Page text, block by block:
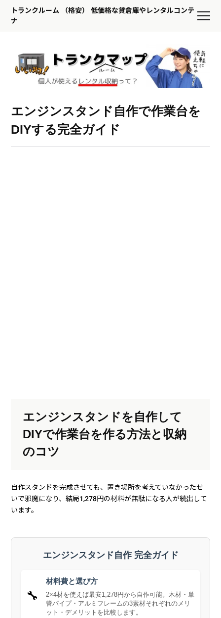
トランクルーム （格安） 低価格な貸倉庫やレンタルコンテ
ナ
エンジンスタンド自作で作業台を
DIYする完全ガイド
エンジンスタンドを自作して
DIYで作業台を作る方法と収納
のコツ
自作スタンドを完成させても、置き場所を考えていなかったせ
いで邪魔になり、結局1,278円の材料が無駄になる人が続出して
います。
エンジンスタンド自作 完全ガイド
🔧
材料費と選び方
2×4材を使えば最安1,278円から自作可能。木材・単
管パイプ・アルミフレームの3素材それぞれのメリ
ット・デメリットを比較します。